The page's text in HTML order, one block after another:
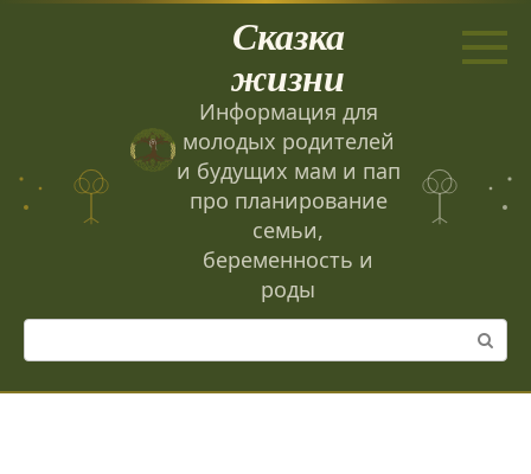
Сказка
жизни
Информация для
молодых родителей
и будущих мам и пап
про планирование
семьи,
беременность и
роды
Поиск: